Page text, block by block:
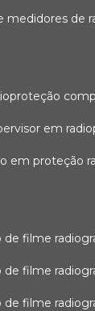
medidores de
em
em proteção
de filme
de filme
de filme